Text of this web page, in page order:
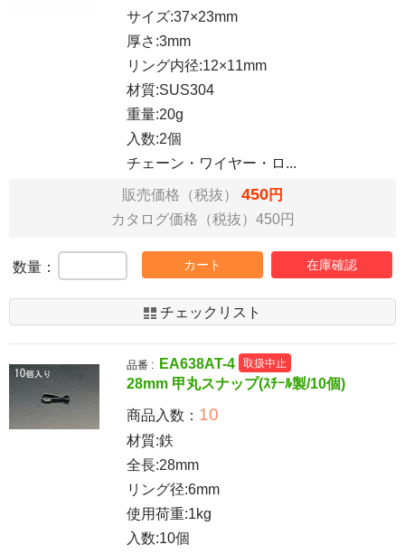
サイズ:37×23mm
厚さ:3mm
リング内径:12×11mm
材質:SUS304
重量:20g
入数:2個
チェーン・ワイヤー・ロ...
販売価格（税抜） 450円
カタログ価格（税抜）450円
数量： カート 在庫確認
チェックリスト
品番 : EA638AT-4 取扱中止
28mm 甲丸スナップ(ｽﾁｰﾙ製/10個)
商品入数： 10
材質:鉄
全長:28mm
リング径:6mm
使用荷重:1kg
入数:10個